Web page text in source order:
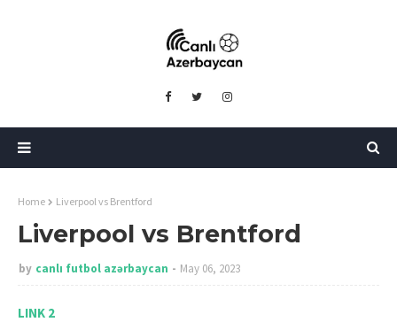
Home Liverpool vs Brentford
Liverpool vs Brentford
by canlı futbol azərbaycan May 06, 2023
LINK 2